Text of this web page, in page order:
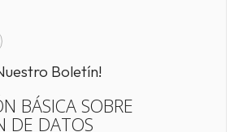
Boletín!
BÁSICA SOBRE
DE DATOS